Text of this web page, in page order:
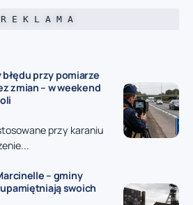
R E K L A M A
przy pomiarze
zmian – w weekend
przy karaniu
– gminy
swoich